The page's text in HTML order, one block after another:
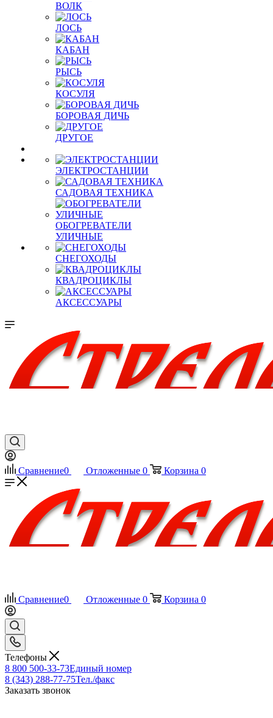
ВОЛК
ЛОСЬ
КАБАН
РЫСЬ
КОСУЛЯ
БОРОВАЯ ДИЧЬ
ДРУГОЕ
ЭЛЕКТРОСТАНЦИИ
САДОВАЯ ТЕХНИКА
ОБОГРЕВАТЕЛИ
УЛИЧНЫЕ
СНЕГОХОДЫ
КВАДРОЦИКЛЫ
АКСЕССУАРЫ
Сравнение0 Отложенные 0 Корзина 0
Сравнение0 Отложенные 0 Корзина 0
Телефоны
8 800 500-33-73Единый номер
8 (343) 288-77-75Тел./факс
Заказать звонок